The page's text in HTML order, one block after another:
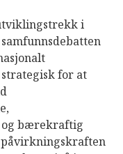
i
for at
og bærekraftig